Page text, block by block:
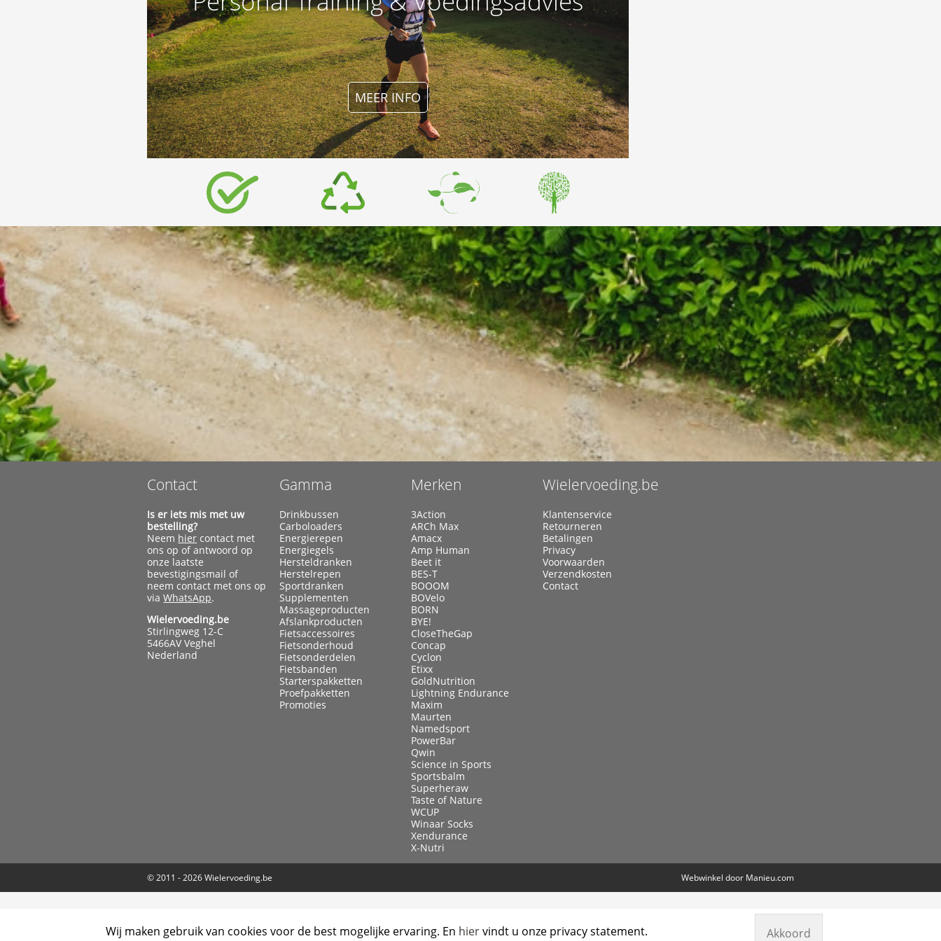
MEER INFO
Contact
Is er iets mis met uw
bestelling?
Neem hier contact met
ons op of antwoord op
onze laatste
bevestigingsmail of
neem contact met ons op
viaWhatsApp.
Wielervoeding.be
Stirlingweg 12-C
5466AV Veghel
Nederland
Gamma
Drinkbussen
Carboloaders
Energierepen
Energiegels
Hersteldranken
Herstelrepen
Sportdranken
Supplementen
Massageproducten
Afslankproducten
Fietsaccessoires
Fietsonderhoud
Fietsonderdelen
Fietsbanden
Starterspakketten
Proefpakketten
Promoties
Merken
3Action
ARCh Max
Amacx
Amp Human
Beet it
BES-T
BOOOM
BOVelo
BORN
BYE!
CloseTheGap
Concap
Cyclon
Etixx
GoldNutrition
Lightning Endurance
Maxim
Maurten
Namedsport
PowerBar
Qwin
Science in Sports
Sportsbalm
Superheraw
Taste of Nature
WCUP
Winaar Socks
Xendurance
X-Nutri
Wielervoeding.be
Klantenservice
Retourneren
Betalingen
Privacy
Voorwaarden
Verzendkosten
Contact
© 2011 - 2026Wielervoeding.be Webwinkel door Manieu.com
Wij maken gebruik van cookies voor de best mogelijke ervaring. En hiervindt u onze privacy statement. Akkoord